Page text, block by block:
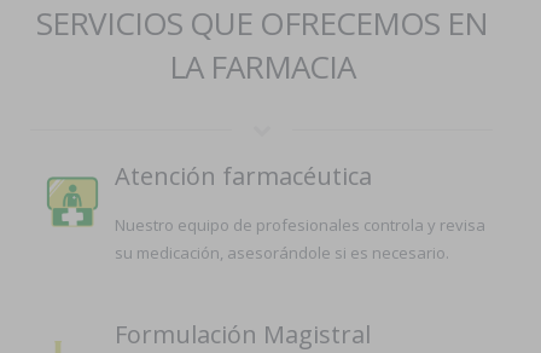
SERVICIOS QUE OFRECEMOS EN
LA FARMACIA
Atención farmacéutica
Nuestro equipo de profesionales controla y revisa
su medicación, asesorándole si es necesario.
Formulación Magistral